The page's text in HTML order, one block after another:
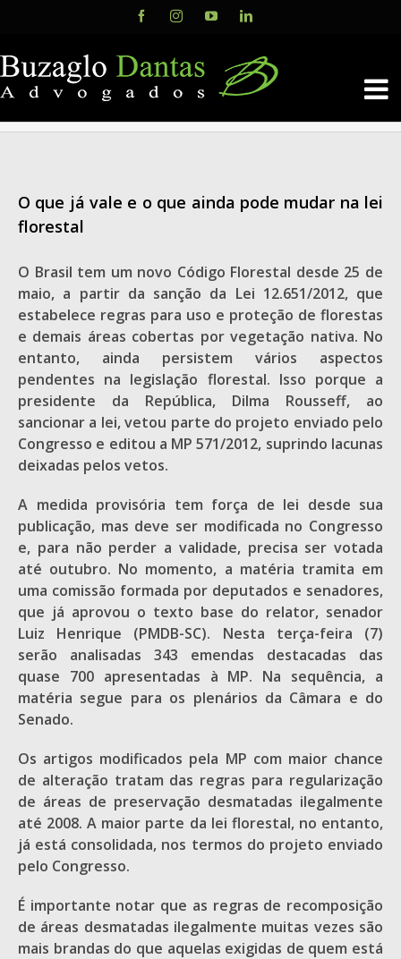
content
FacebookInstagramYouTubeLinkedIn
O que já vale e o que ainda pode mudar na lei
florestal
O Brasil tem um novo Código Florestal desde 25 de
maio, a partir da sanção da Lei 12.651/2012, que
estabelece regras para uso e proteção de florestas
e demais áreas cobertas por vegetação nativa. No
entanto, ainda persistem vários aspectos
pendentes na legislação florestal. Isso porque a
presidente da República, Dilma Rousseff, ao
sancionar a lei, vetou parte do projeto enviado pelo
Congresso e editou a MP 571/2012, suprindo lacunas
deixadas pelos vetos.
A medida provisória tem força de lei desde sua
publicação, mas deve ser modificada no Congresso
e, para não perder a validade, precisa ser votada
até outubro. No momento, a matéria tramita em
uma comissão formada por deputados e senadores,
que já aprovou o texto base do relator, senador
Luiz Henrique (PMDB-SC). Nesta terça-feira (7)
serão analisadas 343 emendas destacadas das
quase 700 apresentadas à MP. Na sequência, a
matéria segue para os plenários da Câmara e do
Senado.
Os artigos modificados pela MP com maior chance
de alteração tratam das regras para regularização
de áreas de preservação desmatadas ilegalmente
até 2008. A maior parte da lei florestal, no entanto,
já está consolidada, nos termos do projeto enviado
pelo Congresso.
É importante notar que as regras de recomposição
de áreas desmatadas ilegalmente muitas vezes são
mais brandas do que aquelas exigidas de quem está